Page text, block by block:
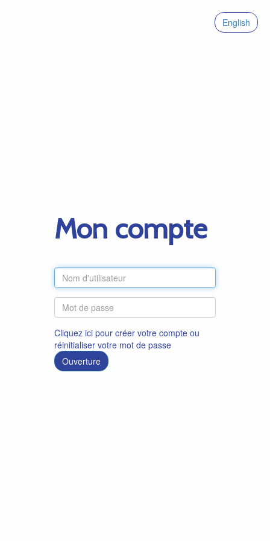
English
Mon compte
Cliquez ici pour créer votre compte ou
réinitialiser votre mot de passe